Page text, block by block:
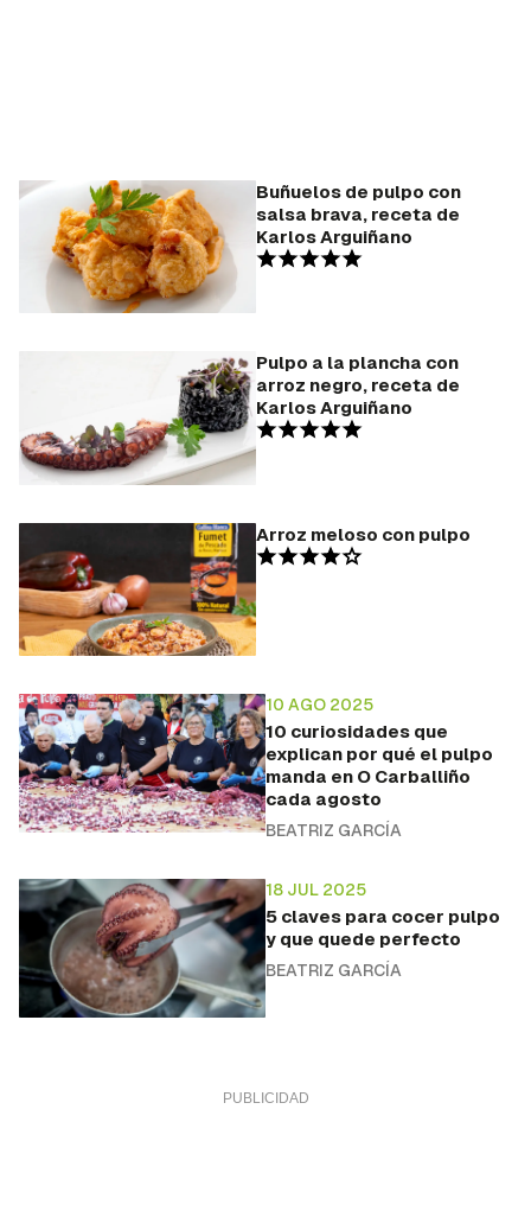
Buñuelos de pulpo con
salsa brava, receta de
Karlos Arguiñano
Pulpo a la plancha con
arroz negro, receta de
Karlos Arguiñano
Arroz meloso con pulpo
10 AGO 2025
10 curiosidades que
explican por qué el pulpo
manda en O Carballiño
cada agosto
BEATRIZ GARCÍA
18 JUL 2025
5 claves para cocer pulpo
y que quede perfecto
BEATRIZ GARCÍA